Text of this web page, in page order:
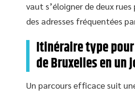
vaut s’éloigner de deux
des adresses fréquentées
Itinéraire type
de Bruxelles en un
Un parcours efficace suit